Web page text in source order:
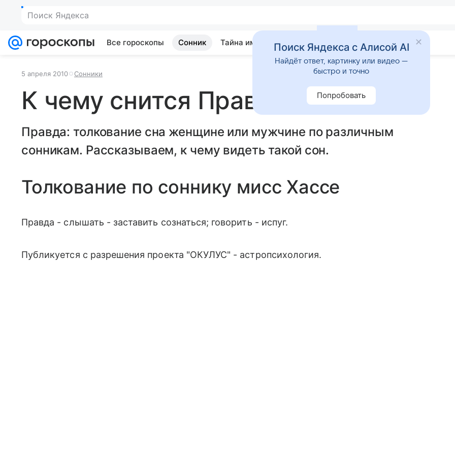
Поиск Яндекса
Все гороскопы Сонник Тайна имени Гадания Приметы
5 апреля 2010 Сонники
К чему снится Правда
Правда: толкование сна женщине или мужчине по различным
сонникам. Рассказываем, к чему видеть такой сон.
Толкование по соннику мисс Хассе
Правда - слышать - заставить сознаться; говорить - испуг.
Публикуется с разрешения проекта "ОКУЛУС" - астропсихология.
Поиск Яндекса с Алисой AI
Найдёт ответ, картинку или видео —
быстро и точно
Попробовать